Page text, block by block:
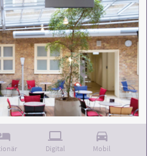
Digital Mobil